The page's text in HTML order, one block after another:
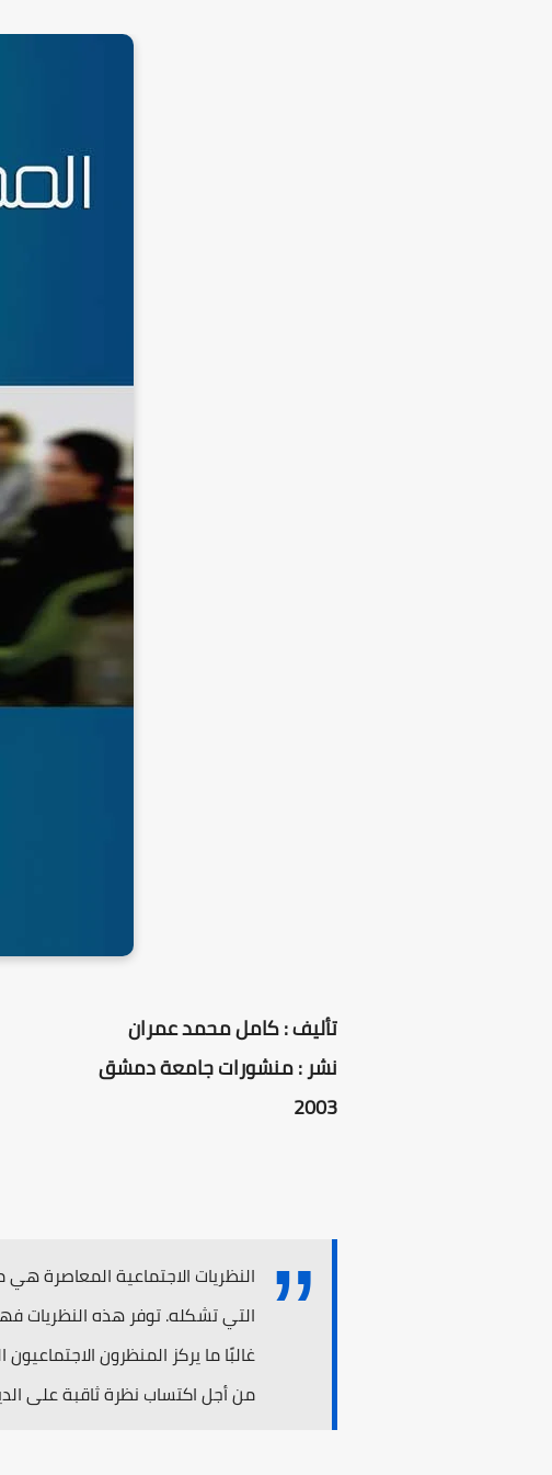
تأليف : كامل محمد عمران
نشر : منشورات جامعة دمشق
2003
النظريات الاجتماعية المعاصرة
التي تشكله. توفر هذه النظريات
غالبًا ما يركز المنظرون
من أجل اكتساب نظرة ثاقبة على